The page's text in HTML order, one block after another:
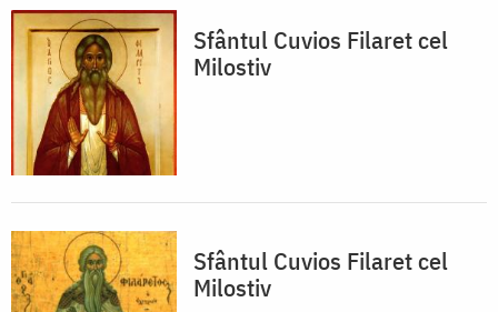
Sfântul Cuvios Filaret cel
Milostiv
Sfântul Cuvios Filaret cel
Milostiv